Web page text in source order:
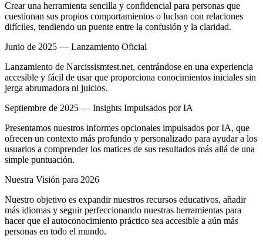
Crear una herramienta sencilla y confidencial para personas que
cuestionan sus propios comportamientos o luchan con relaciones
difíciles, tendiendo un puente entre la confusión y la claridad.
Junio de 2025 — Lanzamiento Oficial
Lanzamiento de Narcissismtest.net, centrándose en una experiencia
accesible y fácil de usar que proporciona conocimientos iniciales sin
jerga abrumadora ni juicios.
Septiembre de 2025 — Insights Impulsados por IA
Presentamos nuestros informes opcionales impulsados por IA, que
ofrecen un contexto más profundo y personalizado para ayudar a los
usuarios a comprender los matices de sus resultados más allá de una
simple puntuación.
Nuestra Visión para 2026
Nuestro objetivo es expandir nuestros recursos educativos, añadir
más idiomas y seguir perfeccionando nuestras herramientas para
hacer que el autoconocimiento práctico sea accesible a aún más
personas en todo el mundo.